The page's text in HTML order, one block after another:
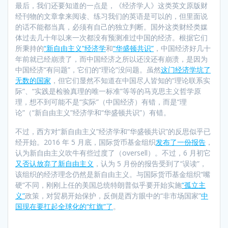
最后，我们还要知道的一点是，《经济学人》这类英文原版财
经刊物的文章拿来阅读、练习我们的英语是可以的，但里面说
的话不能都当真，必须有自己的独立判断。国外这类财经类媒
体过去几十年以来一次都没有预测准过中国的经济。根据它们
所秉持的“新自由主义”经济学和“华盛顿共识” ，中国经济好几十
年前就已经崩溃了，而中国经济之所以还没还有崩溃，是因为
中国经济“有问题”，它们的“理论”没问题。虽然这门经济学坑了
无数的国家 ，但它们显然不知道在中国尽人皆知的“理论联系实
际”、“实践是检验真理的唯一标准”等等的马克思主义哲学原
理，想不到可能不是“实际”（中国经济）有错，而是“理
论”（“新自由主义”经济学和“华盛顿共识”）有错。
不过，西方对“新自由主义”经济学和“华盛顿共识”的反思似乎已
经开始。2016 年 5 月底，国际货币基金组织发布了一份报告 ，
认为新自由主义吹牛有些过度了（oversell）。不过，6 月初它
又否认放弃了新自由主义 ，认为 5 月份的报告受到了“误读”，
该组织的经济理念仍然是新自由主义。与国际货币基金组织“嘴
硬”不同，刚刚上任的美国总统特朗普似乎要开始实施“孤立主
义”政策，对贸易开始保护，反倒是西方眼中的“非市场国家”中
国现在要扛起全球化的“红旗”了。